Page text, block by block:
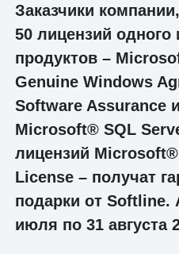
Заказчики
50 лицензий
продуктов –
Genuine Windows
Software Assurance
Microsoft® SQL
лицензий
License – получат
подарки от Softline.
июля по 31 августа